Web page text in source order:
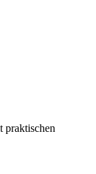
praktischen